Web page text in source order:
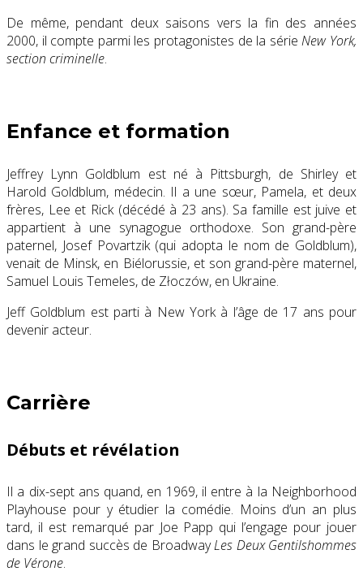
De même, pendant deux saisons vers la fin des années
2000, il compte parmi les protagonistes de la sérieNew York,
section criminelle.
Enfance et formation
Jeffrey Lynn Goldblum est né à Pittsburgh, de Shirley et
Harold Goldblum, médecin. Il a une sœur, Pamela, et deux
frères, Lee et Rick (décédé à 23 ans). Sa famille est juive et
appartient à une synagogue orthodoxe. Son grand-père
paternel, Josef Povartzik (qui adopta le nom de Goldblum),
venait de Minsk, en Biélorussie, et son grand-père maternel,
Samuel Louis Temeles, de Złoczów, en Ukraine.
Jeff Goldblum est parti à New York à l’âge de 17 ans pour
devenir acteur.
Carrière
Débuts et révélation
Il a dix-sept ans quand, en 1969, il entre à la Neighborhood
Playhouse pour y étudier la comédie. Moins d’un an plus
tard, il est remarqué par Joe Papp qui l’engage pour jouer
dans le grand succès de BroadwayLes Deux Gentilshommes
de Vérone.